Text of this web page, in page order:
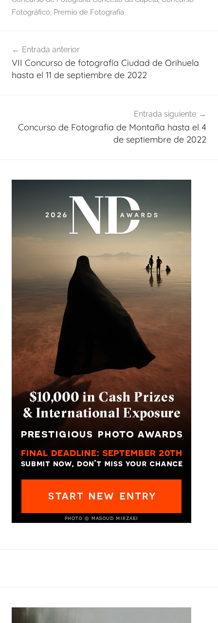
Fotográfico, Premio de Fotografía
de
entradas
Entrada anterior
VII Concurso de fotografía Ciudad de Orihuela
hasta el 11 de septiembre de 2022
Entrada siguiente
Concurso de Fotografia de Montaña hasta el 4
de septiembre de 2022